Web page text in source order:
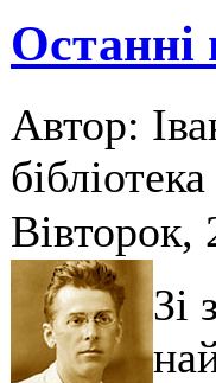
Останні
Автор:
бібліотека
Вівторок,
Зі